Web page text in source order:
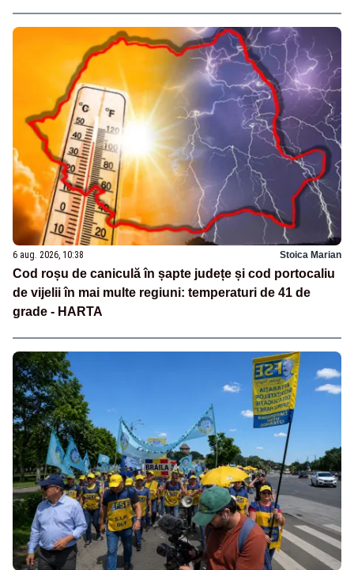
6 aug. 2026, 10:38 Stoica Marian
Cod roșu de caniculă în șapte județe și cod portocaliu
de vijelii în mai multe regiuni: temperaturi de 41 de
grade - HARTA